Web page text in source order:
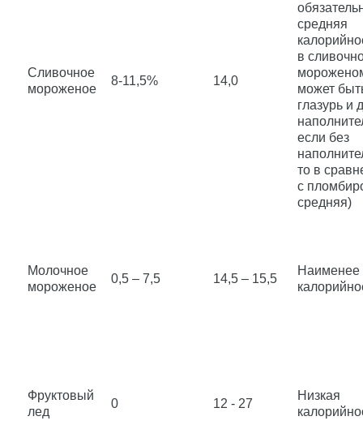
Сливочное
мороженое
8-11,5% 14,0
средняя
в
может
глазурь и
если без
то в
с
средняя)
Молочное
мороженое
0,5 – 7,5 14,5 – 15,5
Наименее
Фруктовый
лед
0 12 - 27
Низкая